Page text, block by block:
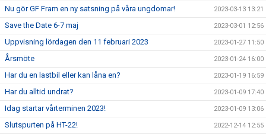
Nu gör GF Fram en ny satsning på våra ungdomar! 2023-03-13 13:21
Save the Date 6-7 maj 2023-03-01 12:56
Uppvisning lördagen den 11 februari 2023 2023-01-27 11:50
Årsmöte 2023-01-24 16:00
Har du en lastbil eller kan låna en? 2023-01-19 16:59
Har du alltid undrat? 2023-01-09 17:40
Idag startar vårterminen 2023! 2023-01-09 13:06
Slutspurten på HT-22! 2022-12-14 12:55